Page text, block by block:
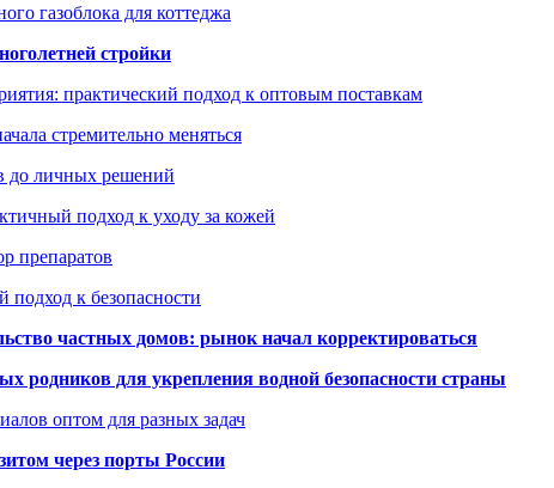
газоблока для коттеджа
стройки
практический подход к оптовым поставкам
стремительно меняться
до личных решений
подход к уходу за кожей
препаратов
к безопасности
частных домов: рынок начал корректироваться
родников для укрепления водной безопасности страны
оптом для разных задач
через порты России